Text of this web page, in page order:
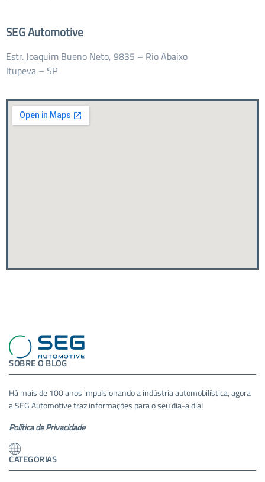
SEG Automotive
Estr. Joaquim Bueno Neto, 9835 – Rio Abaixo
Itupeva – SP
SOBRE O BLOG
Há mais de 100 anos impulsionando a indústria automobilística, agora
a SEG Automotive traz informações para o seu dia-a dia!
Política de Privacidade
CATEGORIAS